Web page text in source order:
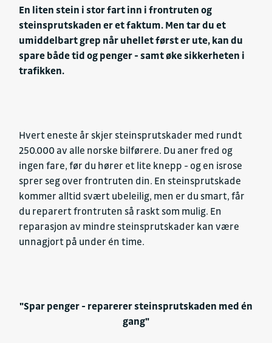
En liten stein i stor fart inn i frontruten og
steinsprutskaden er et faktum. Men tar du et
umiddelbart grep når uhellet først er ute, kan du
spare både tid og penger - samt øke sikkerheten i
trafikken.
Hvert eneste år skjer steinsprutskader med rundt
250.000 av alle norske bilførere. Du aner fred og
ingen fare, før du hører et lite knepp - og en isrose
sprer seg over frontruten din. En steinsprutskade
kommer alltid svært ubeleilig, men er du smart, får
du reparert frontruten så raskt som mulig. En
reparasjon av mindre steinsprutskader kan være
unnagjort på under én time.
"Spar penger - reparerer steinsprutskaden med én
gang"